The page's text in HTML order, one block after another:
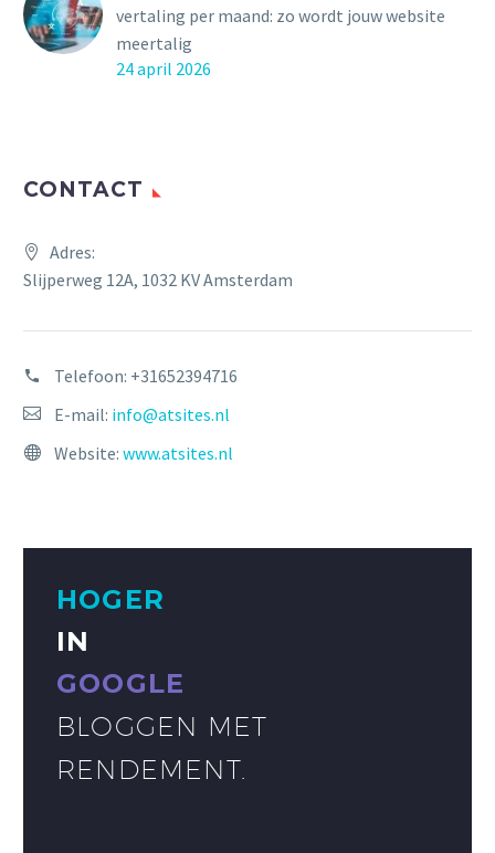
vertaling per maand: zo wordt jouw website
meertalig
24 april 2026
CONTACT
Adres:
Slijperweg 12A, 1032 KV Amsterdam
Telefoon: +31652394716
E-mail: info@atsites.nl
Website: www.atsites.nl
HOGER
IN
GOOGLE
BLOGGEN MET
RENDEMENT.